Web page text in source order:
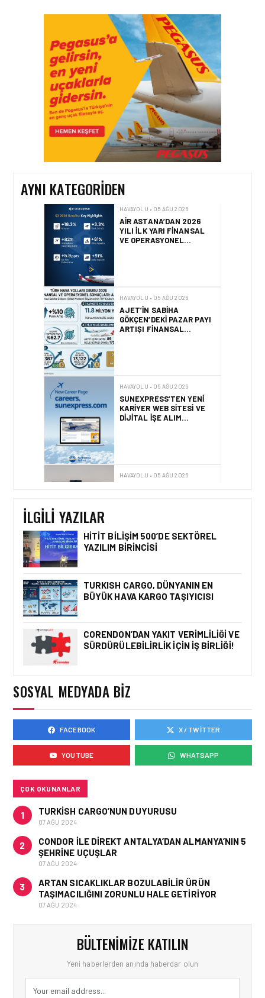
AYNI KATEGORIDEN
HAVAYOLU • 05 AĞU 2026
CORENDON’DAN YAKIT
VERIMLILIĞI VE
SÜRDÜRÜLEBILIRLIK IÇIN
İŞ BIRLIĞI!
HAVAYOLU • 05 AĞU 2026
AIR ASTANA’DAN 2026
YILI İLK YARI FINANSAL
VE OPERASYONEL
SONUÇLARI!
AJET’IN SABIHA
GÖKÇEN’DEKI PAZAR PAYI
ARTIŞI FINANSAL
SONUÇLARI NASIL
SUNEXPRESS’TEN YENI
KARIYER WEB SITESI VE
DIJITAL İŞE ALIM
PLATFORMU!
ICRON’UN KAYNAK
YÖNETIM SISTEMI’NI (RMS)
CANLIYA ALDI
VERIMLILIĞI VE
SÜRDÜRÜLEBILIRLIK IÇIN
İŞ BIRLIĞI!
HAVAYOLU • 05 AĞU 2026
SONUÇLARI!
HAVAYOLU • 05 AĞU 2026
AJET’IN SABIHA
GÖKÇEN’DEKI PAZAR PAYI
ARTIŞI FINANSAL
İLGILI YAZILAR
HITIT BILIŞIM 500’DE SEKTÖREL
YAZILIM BIRINCISI
TURKISH CARGO, DÜNYANIN EN
BÜYÜK HAVA KARGO TAŞIYICISI
CORENDON’DAN YAKIT VERIMLILIĞI VE
SÜRDÜRÜLEBILIRLIK IÇIN İŞ BIRLIĞI!
SOSYAL MEDYADA BIZ
FACEBOOK X / TWITTER
YOUTUBE WHATSAPP
ÇOK OKUNANLAR
1 TURKISH CARGO’NUN DUYURUSU
07 AĞU 2024
2
CONDOR ILE DIREKT ANTALYA’DAN ALMANYA’NIN 5
ŞEHRINE UÇUŞLAR
07 AĞU 2024
3
ARTAN SICAKLIKLAR BOZULABILIR ÜRÜN
TAŞIMACILIĞINI ZORUNLU HALE GETIRIYOR
07 AĞU 2024
BÜLTENIMIZE KATILIN
Yeni haberlerden anında haberdar olun